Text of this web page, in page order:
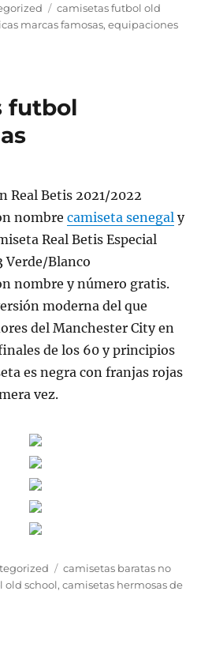
Etiquetas
camisetas futbol old
marcas famosas,equipaciones
futbol
Real Betis 2021/2022
nombrecamiseta senegal y
Real Betis Especial
Verde/Blanco
nombre y número gratis.
moderna del que
del Manchester City en
de los 60 y principios
es negra con franjas rojas
vez.
Etiquetas
camisetas baratas no
old school,camisetas hermosas de